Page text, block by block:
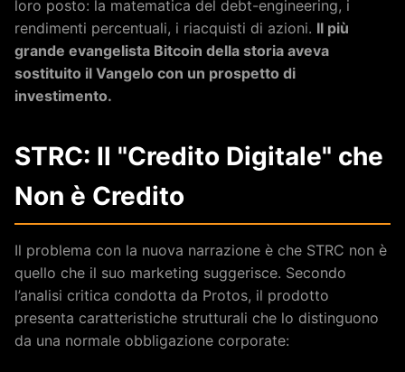
loro posto: la matematica del debt-engineering, i
rendimenti percentuali, i riacquisti di azioni. Il più
grande evangelista Bitcoin della storia aveva
sostituito il Vangelo con un prospetto di
investimento.
STRC: Il "Credito Digitale" che
Non è Credito
Il problema con la nuova narrazione è che STRC non è
quello che il suo marketing suggerisce. Secondo
l’analisi critica condotta da Protos, il prodotto
presenta caratteristiche strutturali che lo distinguono
da una normale obbligazione corporate: